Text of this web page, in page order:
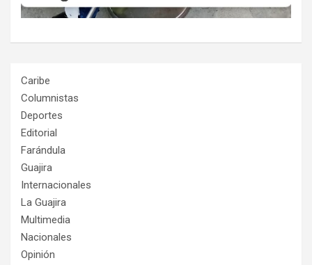
Caribe
Columnistas
Deportes
Editorial
Farándula
Guajira
Internacionales
La Guajira
Multimedia
Nacionales
Opinión